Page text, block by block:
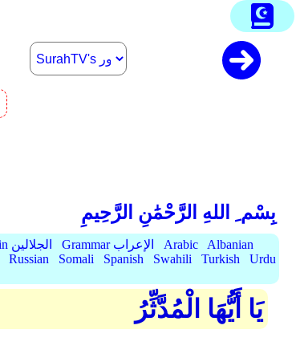
بِسْم ِ اللهِ الرَّحْمَٰنِ الرَّحِيمِ
AlJalalain الجلالين Grammar الإعراب Arabic
Albanian
Russian Somali Spanish Swahili Turkish
Urdu
يَا أَيُّهَا الْمُدَّثِّرُ